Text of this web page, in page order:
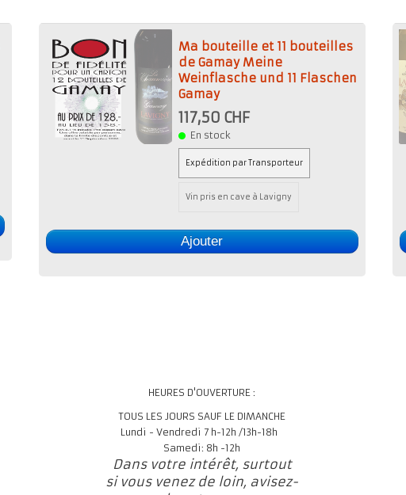
Ma bouteille et 11 bouteilles
de Gamay Meine
Weinflasche und 11 Flaschen
Gamay
117,50 CHF
En stock
Expédition par Transporteur
Vin pris en cave à Lavigny
Ajouter
HEURES D'OUVERTURE :
TOUS LES JOURS SAUF LE DIMANCHE
Lundi - Vendredi 7 h-12h /13h-18h
Samedi: 8h -12h
Dans votre intérêt, surtout
si vous venez de loin, avisez-